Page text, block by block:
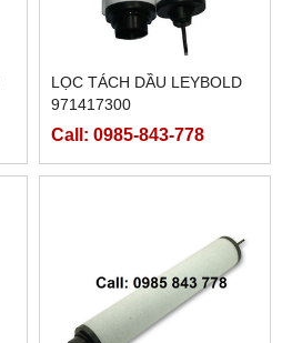
LỌC TÁCH DẦU LEYBOLD
971417300
Call: 0985-843-778